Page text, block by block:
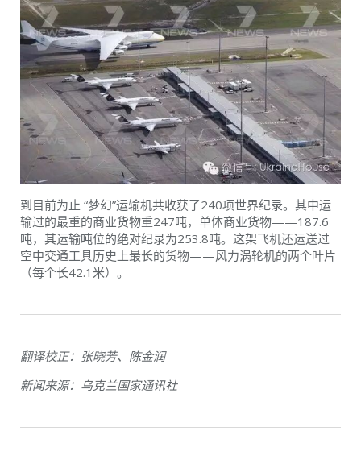
到目前为止 “梦幻”运输机共收获了240项世界纪录。其中运
输过的最重的商业货物重247吨，单体商业货物——187.6
吨，其运输吨位的绝对纪录为253.8吨。这架飞机还运送过
空中交通工具历史上最长的货物——风力涡轮机的两个叶片
（每个长42.1米）。
翻译校正：张晓芳、陈金润
新闻来源：乌克兰国家通讯社